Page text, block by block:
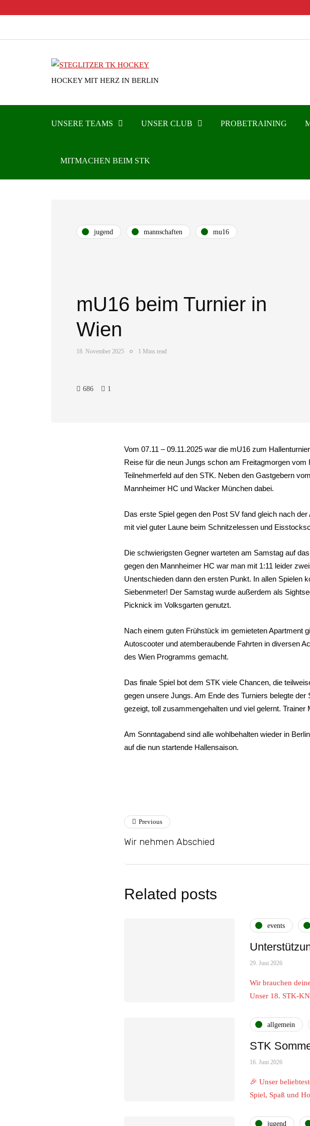
HOCKEY MIT HERZ IN BERLIN
UNSERE TEAMS UNSER CLUB PROBETRAINING
MITMACHEN BEIM STK
jugend mannschaften mu16
mU16 beim Turnier in
Wien
18. November 2025 1 Mins read
686 1
Vom 07.11 – 09.11.2025 war die mU16 zum
Reise für die neun Jungs schon am Freitagmorgen
Teilnehmerfeld auf den STK. Neben den Gastgebern
Mannheimer HC und Wacker München dabei.
Das erste Spiel gegen den Post SV fand gleich nach
mit viel guter Laune beim Schnitzelessen und
Die schwierigsten Gegner warteten am Samstag auf
gegen den Mannheimer HC war man mit 1:11 leider
Unentschieden dann den ersten Punkt. In allen Spielen
Siebenmeter! Der Samstag wurde außerdem als
Picknick im Volksgarten genutzt.
Nach einem guten Frühstück im gemieteten Apartment
Autoscooter und atemberaubende Fahrten in diversen
des Wien Programms gemacht.
Das finale Spiel bot dem STK viele Chancen, die
gegen unsere Jungs. Am Ende des Turniers belegte
gezeigt, toll zusammengehalten und viel gelernt.
Am Sonntagabend sind alle wohlbehalten wieder in
auf die nun startende Hallensaison.
Previous
Wir nehmen Abschied
Related posts
events
29. Juni 2026
Wir brauchen
Unser 18. STK-
allgemein
STK
16. Juni 2026
🎉 Unser
Spiel, Spaß und
jugend